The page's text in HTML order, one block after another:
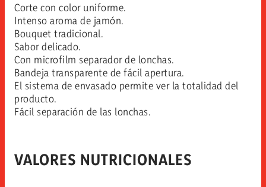
Corte con color uniforme.
Intenso aroma de jamón.
Bouquet tradicional.
Sabor delicado.
Con microfilm separador de lonchas.
Bandeja transparente de fácil apertura.
El sistema de envasado permite ver la totalidad del
producto.
Fácil separación de las lonchas.
VALORES NUTRICIONALES